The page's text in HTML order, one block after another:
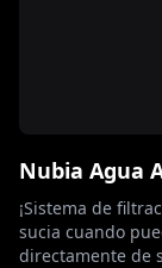
aumentar tu
mejorar tu salud
natural, nuestra
ayuden a
Nubia Agua
¡Sistema de
sucia cuando
directamente de